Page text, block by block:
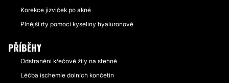
Korekce jizviček po akné
Plnější rty pomocí kyseliny hyaluronové
PŘÍBĚHY
Odstranění křečové žíly na stehně
Léčba ischemie dolních končetin